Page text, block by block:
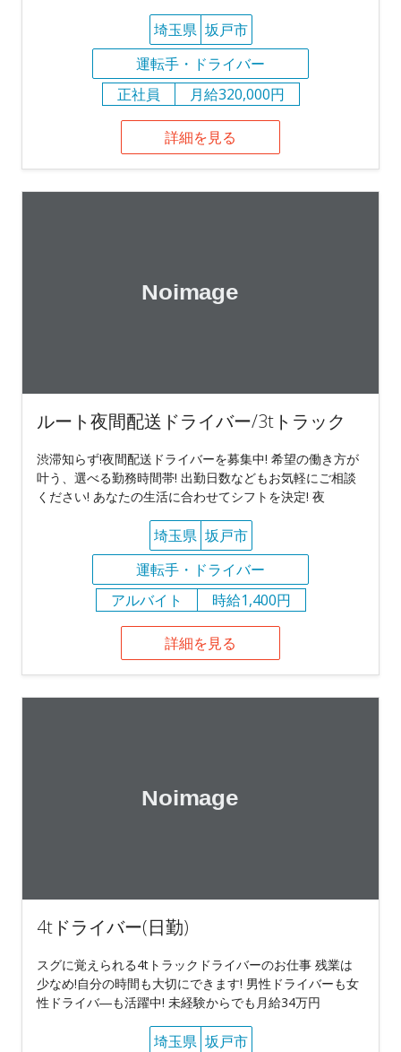
埼玉県 坂戸市
運転手・ドライバー
正社員
月給320,000円
詳細を見る
ルート夜間配送ドライバー/3tトラック
渋滞知らず!夜間配送ドライバーを募集中! 希望の働き方が
叶う、選べる勤務時間帯! 出勤日数などもお気軽にご相談
ください! あなたの生活に合わせてシフトを決定! 夜
埼玉県 坂戸市
運転手・ドライバー
アルバイト
時給1,400円
詳細を見る
4tドライバー(日勤)
スグに覚えられる4tトラックドライバーのお仕事 残業は
少なめ!自分の時間も大切にできます! 男性ドライバーも女
性ドライバ―も活躍中! 未経験からでも月給34万円
埼玉県 坂戸市